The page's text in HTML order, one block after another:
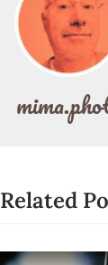
Related